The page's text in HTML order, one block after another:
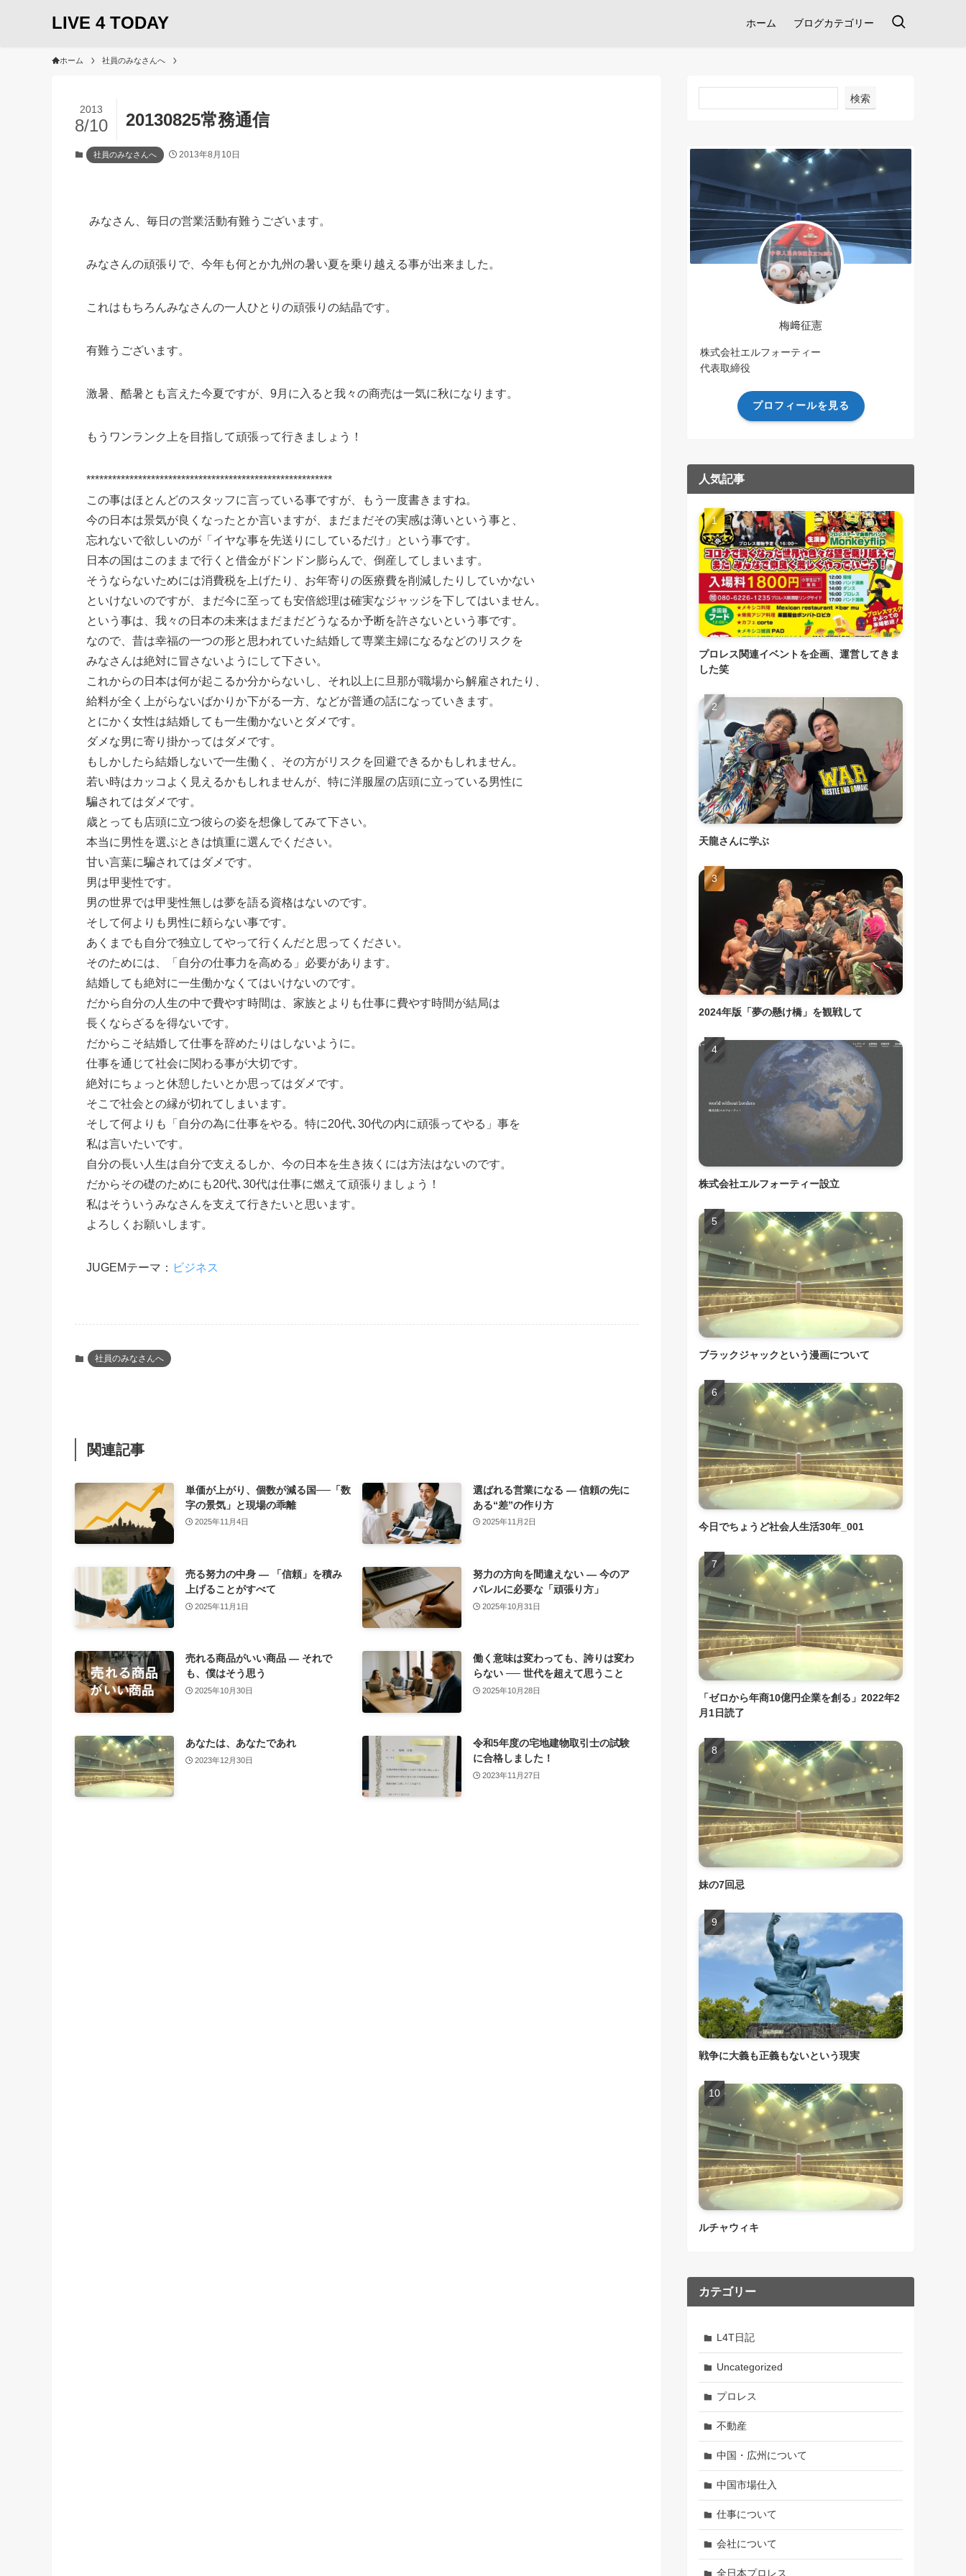
LIVE 4 TODAY ホーム ブログカテゴリー
ホーム 社員のみなさんへ
20130825常務通信
2013
8/10
社員のみなさんへ 2013年8月10日
みなさん、毎日の営業活動有難うございます。
みなさんの頑張りで、今年も何とか九州の暑い夏を乗り越える事が出来ました。
これはもちろんみなさんの一人ひとりの頑張りの結晶です。
有難うございます。
激暑、酷暑とも言えた今夏ですが、9月に入ると我々の商売は一気に秋になります。
もうワンランク上を目指して頑張って行きましょう！
*********************************************************
この事はほとんどのスタッフに言っている事ですが、もう一度書きますね。
今の日本は景気が良くなったとか言いますが、まだまだその実感は薄いという事と、
忘れないで欲しいのが「イヤな事を先送りにしているだけ」という事です。
日本の国はこのままで行くと借金がドンドン膨らんで、倒産してしまいます。
そうならないためには消費税を上げたり、お年寄りの医療費を削減したりしていかない
といけないのですが、まだ今に至っても安倍総理は確実なジャッジを下してはいません。
という事は、我々の日本の未来はまだまだどうなるか予断を許さないという事です。
なので、昔は幸福の一つの形と思われていた結婚して専業主婦になるなどのリスクを
みなさんは絶対に冒さないようにして下さい。
これからの日本は何が起こるか分からないし、それ以上に旦那が職場から解雇されたり、
給料が全く上がらないばかりか下がる一方、などが普通の話になっていきます。
とにかく女性は結婚しても一生働かないとダメです。
ダメな男に寄り掛かってはダメです。
もしかしたら結婚しないで一生働く、その方がリスクを回避できるかもしれません。
若い時はカッコよく見えるかもしれませんが、特に洋服屋の店頭に立っている男性に
騙されてはダメです。
歳とっても店頭に立つ彼らの姿を想像してみて下さい。
本当に男性を選ぶときは慎重に選んでください。
甘い言葉に騙されてはダメです。
男は甲斐性です。
男の世界では甲斐性無しは夢を語る資格はないのです。
そして何よりも男性に頼らない事です。
あくまでも自分で独立してやって行くんだと思ってください。
そのためには、「自分の仕事力を高める」必要があります。
結婚しても絶対に一生働かなくてはいけないのです。
だから自分の人生の中で費やす時間は、家族とよりも仕事に費やす時間が結局は
長くならざるを得ないです。
だからこそ結婚して仕事を辞めたりはしないように。
仕事を通じて社会に関わる事が大切です。
絶対にちょっと休憩したいとか思ってはダメです。
そこで社会との縁が切れてしまいます。
そして何よりも「自分の為に仕事をやる。特に20代､30代の内に頑張ってやる」事を
私は言いたいです。
自分の長い人生は自分で支えるしか、今の日本を生き抜くには方法はないのです。
だからその礎のためにも20代､30代は仕事に燃えて頑張りましょう！
私はそういうみなさんを支えて行きたいと思います。
よろしくお願いします。
JUGEMテーマ： ビジネス
社員のみなさんへ
関連記事
単価が上がり、個数が減る国──「数
字の景気」と現場の乖離
2025年11月4日
選ばれる営業になる ― 信頼の先に
ある“差”の作り方
2025年11月2日
売る努力の中身 ― 「信頼」を積み
上げることがすべて
2025年11月1日
努力の方向を間違えない ― 今のア
パレルに必要な「頑張り方」
2025年10月31日
売れる商品がいい商品 ― それで
も、僕はそう思う
2025年10月30日
働く意味は変わっても、誇りは変わ
らない ── 世代を超えて思うこと
2025年10月28日
あなたは、あなたであれ
2023年12月30日
令和5年度の宅地建物取引士の試験
に合格しました！
2023年11月27日
検索
梅﨑征憲
株式会社エルフォーティー
代表取締役
プロフィールを見る
人気記事
プロレス関連イベントを企画、運営してきま
した笑
天龍さんに学ぶ
2024年版「夢の懸け橋」を観戦して
株式会社エルフォーティー設立
ブラックジャックという漫画について
今日でちょうど社会人生活30年_001
「ゼロから年商10億円企業を創る」2022年2
月1日読了
妹の7回忌
戦争に大義も正義もないという現実
ルチャウィキ
カテゴリー
L4T日記
Uncategorized
プロレス
不動産
中国・広州について
中国市場仕入
仕事について
会社について
全日本プロレス